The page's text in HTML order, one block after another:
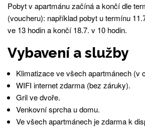
Pobyt v apartmánu začíná a končí dle
(voucheru): například pobyt u termínu
ve 13 hodin a končí 18.7. v 10 hodin.
Vybavení a služby
Klimatizace ve všech apartmánech (v
WIFI internet zdarma (bez záruky).
Gril ve dvoře.
Venkovní sprcha u domu.
Ve všech apartmánech je zdarma k